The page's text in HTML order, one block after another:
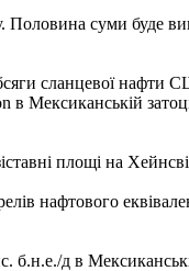
суми буде
сланцевої нафти
в Мексиканській
площі на
нафтового
д в